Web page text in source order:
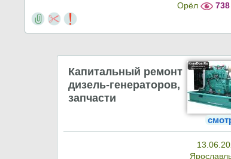
Орёл
738
Капитальный ремонт
дизель-генераторов,
запчасти